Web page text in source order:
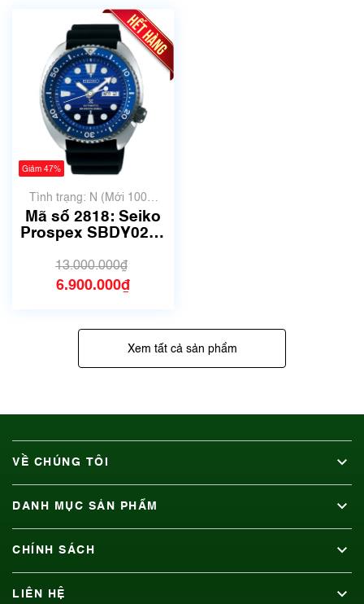
Giảm 47%
Tình trạng: N (Mới 100%
chưa qua sử dụng)
Mã số 2818: Seiko
Prospex SBDY021 |
13.000.000₫
6.900.000₫
Xem tất cả sản phẩm
VỀ CHÚNG TÔI
DANH MỤC SẢN PHẨM
CHÍNH SÁCH
LIÊN HỆ